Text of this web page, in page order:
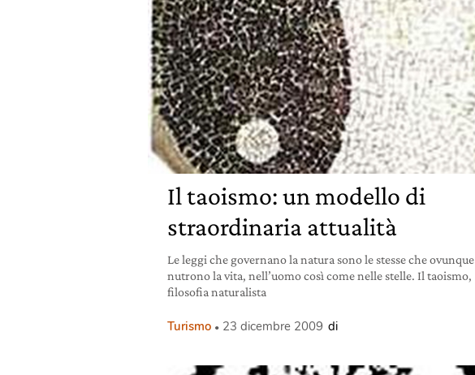
Il taoismo: un modello di
straordinaria attualità
Le leggi che governano la natura sono le stesse che ovunque
nutrono la vita, nell’uomo così come nelle stelle. Il taoismo,
filosofia naturalista
Turismo 23 dicembre 2009 di